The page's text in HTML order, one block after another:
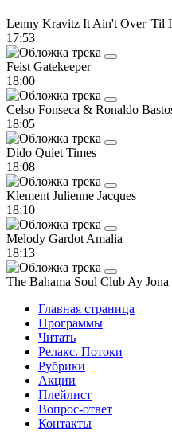
Lenny Kravitz It Ain't Over 'Til
17:53
Feist Gatekeeper
18:00
Celso Fonseca & Ronaldo
18:05
Dido Quiet Times
18:08
Klement Julienne Jacques
18:10
Melody Gardot Amalia
18:13
The Bahama Soul Club Ay Jona
Главная страница
Программы
Читать
Релакс. Потоки
Рубрики
Акции
Плейлист
Вопрос-ответ
Контакты